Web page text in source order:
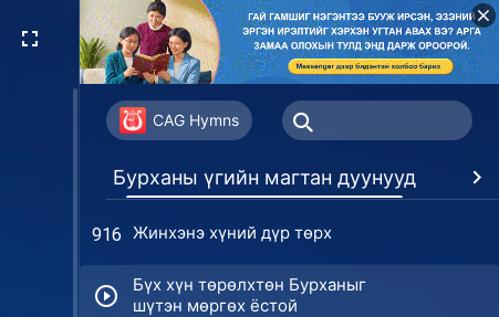
CAG Hymns
Бурханы үгийн магтан дуунууд
802
Бурхан бүх хайраа хүн
төрлөхтөнд өгсөн
813
Бурхан хүний эргэн тойронд
хүмүүс, үйл явдал, зүйлсийг
зохицуулахын зорилго
852 цорын ганц боломжоо нандигнах
ёстой
916 Жинхэнэ хүний дүр төрх
Бүх хүн төрөлхтөн Бурханыг
шүтэн мөргөх ёстой